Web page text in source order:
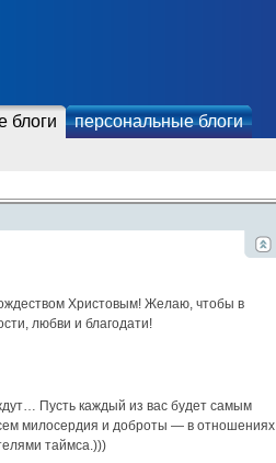
блоги персональные блоги
Христовым! Желаю, чтобы в
любви и благодати!
Пусть каждый из вас будет самым
милосердия и доброты — в отношениях
таймса.)))